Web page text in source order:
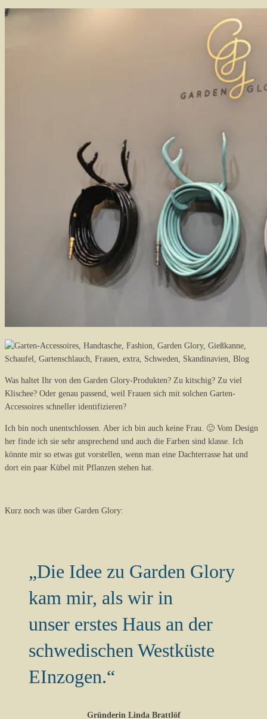
Was haltet Ihr von den Garden Glory-Produkten? Zu kitschig? Zu viel
Klischee? Oder genau passend, weil Frauen sich mit solchen Garten-
Accessoires schneller identifizieren?
Ich bin noch unentschlossen. Aber ich bin auch keine Frau. 🙂 Vom Design
her finde ich sie sehr ansprechend und auch die Farben sind klasse. Ich
könnte mir so etwas gut vorstellen, wenn man eine Dachterrasse hat und
dort ein paar Kübel mit Pflanzen stehen hat.
Kurz noch was über Garden Glory:
„Die Idee zu Garden Glory
kam mir, als wir in
unser erstes Haus an der
schwedischen Westküste
EInzogen.“
Gründerin Linda Brattlöf